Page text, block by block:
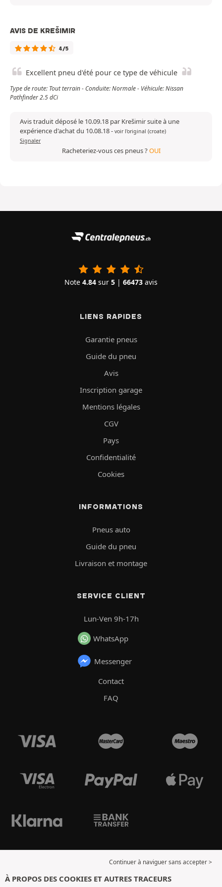
AVIS DE KREŠIMIR
4/5
Excellent pneu d'été pour ce type de véhicule
Type de route: Tout terrain - Conduite: Normale - Véhicule: Nissan
Pathfinder 2.5 dCi
Avis traduit déposé le 10.09.18 par Krešimir suite à une
expérience d'achat du 10.08.18- voir l'original (croate)
Signaler
Racheteriez-vous ces pneus ?OUI
Note 4.84 sur 5 | 66473 avis
LIENS RAPIDES
Garantie pneus
Guide du pneu
Avis
Inscription garage
Mentions légales
CGV
Pays
Confidentialité
Cookies
INFORMATIONS
Pneus auto
Guide du pneu
Livraison et montage
SERVICE CLIENT
Lun-Ven 9h-17h
WhatsApp
Messenger
Contact
FAQ
Continuer à naviguer sans accepter >
À PROPOS DES COOKIES ET AUTRES TRACEURS